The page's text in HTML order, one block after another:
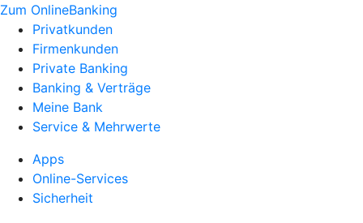
Zum OnlineBanking
Privatkunden
Firmenkunden
Private Banking
Banking & Verträge
Meine Bank
Service & Mehrwerte
Apps
Online-Services
Sicherheit